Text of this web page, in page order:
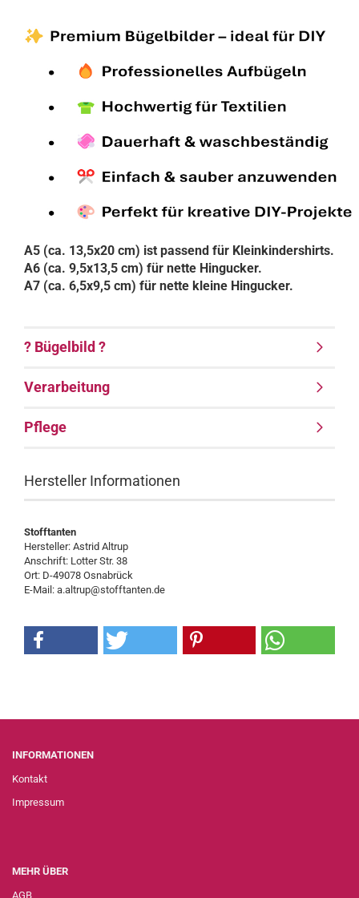
A5 (ca. 13,5x20 cm) ist passend für Kleinkindershirts.
A6 (ca. 9,5x13,5 cm) für nette Hingucker.
A7 (ca. 6,5x9,5 cm) für nette kleine Hingucker.
? Bügelbild ?
Verarbeitung
Pflege
Hersteller Informationen
Stofftanten
Hersteller: Astrid Altrup
Anschrift: Lotter Str. 38
Ort: D-49078 Osnabrück
E-Mail: a.altrup@stofftanten.de
INFORMATIONEN
Kontakt
Impressum
MEHR ÜBER
AGB